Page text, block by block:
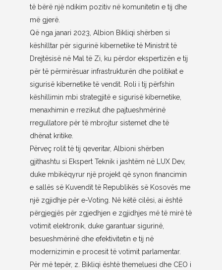
të bërë një ndikim pozitiv në komunitetin e tij dhe
më gjerë.
Që nga janari 2023, Albion Bikliqi shërben si
këshilltar për sigurinë kibernetike të Ministrit të
Drejtësisë në Mal të Zi, ku përdor ekspertizën e tij
për të përmirësuar infrastrukturën dhe politikat e
sigurisë kibernetike të vendit. Roli i tij përfshin
këshillimin mbi strategjitë e sigurisë kibernetike,
menaxhimin e rrezikut dhe pajtueshmërinë
rregullatore për të mbrojtur sistemet dhe të
dhënat kritike.
Përveç rolit të tij qeveritar, Albioni shërben
gjithashtu si Ekspert Teknik i jashtëm në LUX Dev,
duke mbikëqyrur një projekt që synon financimin
e sallës së Kuvendit të Republikës së Kosovës me
një zgjidhje për e-Voting. Në këtë cilësi, ai është
përgjegjës për zgjedhjen e zgjidhjes më të mirë të
votimit elektronik, duke garantuar sigurinë,
besueshmërinë dhe efektivitetin e tij në
modernizimin e procesit të votimit parlamentar.
Për më tepër, z. Bikliqi është themeluesi dhe CEO i